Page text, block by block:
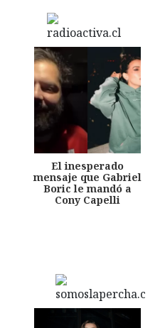
El inesperado
mensaje que Gabriel
Boric le mandó a
Cony Capelli